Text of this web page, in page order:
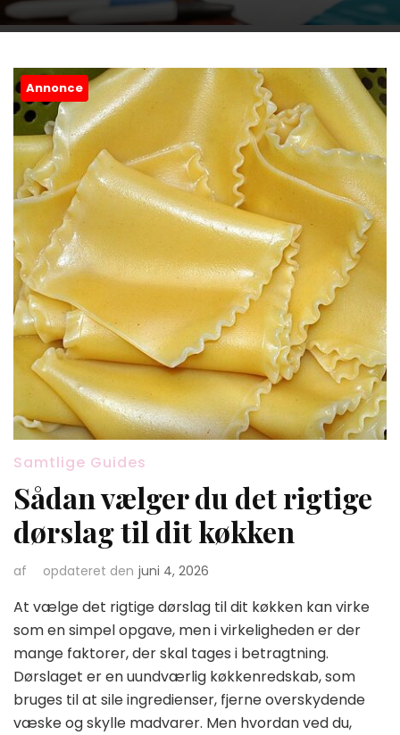
Annonce
Samtlige Guides
Sådan vælger du det rigtige
dørslag til dit køkken
af opdateret den juni 4, 2026
At vælge det rigtige dørslag til dit køkken kan virke
som en simpel opgave, men i virkeligheden er der
mange faktorer, der skal tages i betragtning.
Dørslaget er en uundværlig køkkenredskab, som
bruges til at sile ingredienser, fjerne overskydende
væske og skylle madvarer. Men hvordan ved du,